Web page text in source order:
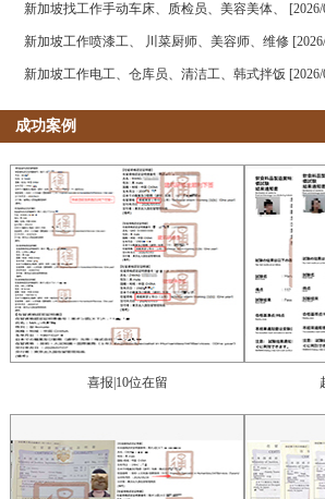
新加坡找工作手动车床、质检员、美容美体、 [2026/
新加坡工作喷漆工、 川菜厨师、美容师、维修
新加坡工作电工、仓库员、清洁工、韩式拌饭 [2026/
成功案例
喜报|10位在留